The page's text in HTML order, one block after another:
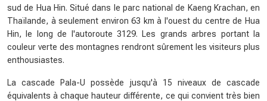
sud de Hua Hin. Situé dans le parc national de Kaeng Krachan, en
Thaïlande, à seulement environ 63 km à l'ouest du centre de Hua
Hin, le long de l'autoroute 3129. Les grands arbres portant la
couleur verte des montagnes rendront sûrement les visiteurs plus
enthousiastes.
La cascade Pala-U possède jusqu'à 15 niveaux de cascade
équivalents à chaque hauteur différente, ce qui convient très bien